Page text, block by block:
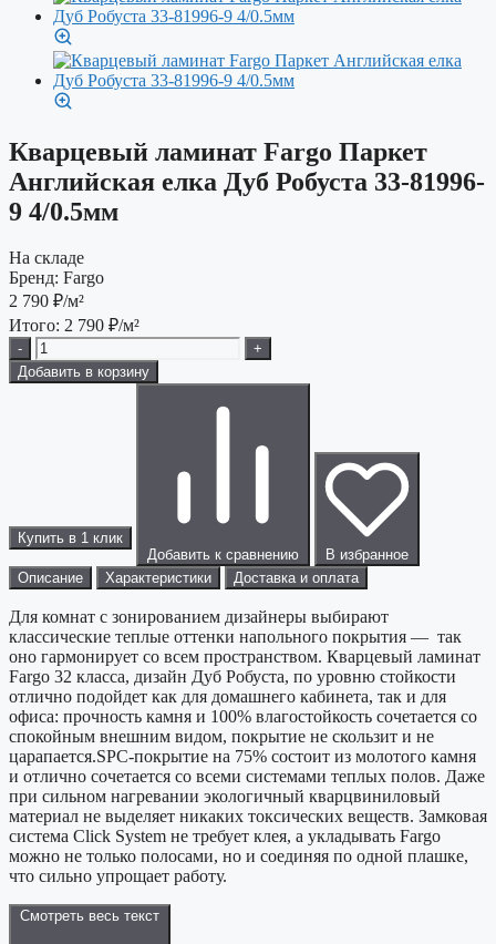
Кварцевый ламинат Fargo Паркет
Английская елка Дуб Робуста 33-81996-
9 4/0.5мм
На складе
Бренд: Fargo
2 790 ₽/м²
Итого: 2 790 ₽/м²
-
+
Добавить в корзину
Купить в 1 клик
Добавить к сравнению
В избранное
Описание
Характеристики Доставка и оплата
Для комнат с зонированием дизайнеры выбирают
классические теплые оттенки напольного покрытия — так
оно гармонирует со всем пространством. Кварцевый ламинат
Fargo 32 класса, дизайн Дуб Робуста, по уровню стойкости
отлично подойдет как для домашнего кабинета, так и для
офиса: прочность камня и 100% влагостойкость сочетается со
спокойным внешним видом, покрытие не скользит и не
царапается.SPC-покрытие на 75% состоит из молотого камня
и отлично сочетается со всеми системами теплых полов. Даже
при сильном нагревании экологичный кварцвиниловый
материал не выделяет никаких токсических веществ. Замковая
система Click System не требует клея, а укладывать Fargo
можно не только полосами, но и соединяя по одной плашке,
что сильно упрощает работу.
Смотреть весь текст